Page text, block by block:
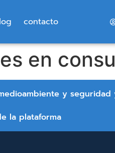
contacto
en
y
la plataforma